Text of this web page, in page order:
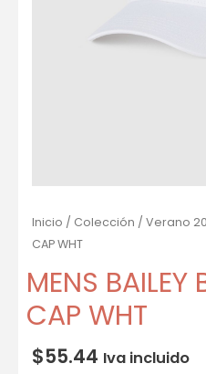
Inicio / Colección / Verano
CAP WHT
MENS BAILEY
CAP WHT
$55.44 Iva incluido